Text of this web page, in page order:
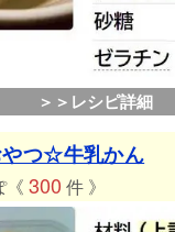
＞＞レシピ詳細
やつ☆牛乳かん
《 300 件 》